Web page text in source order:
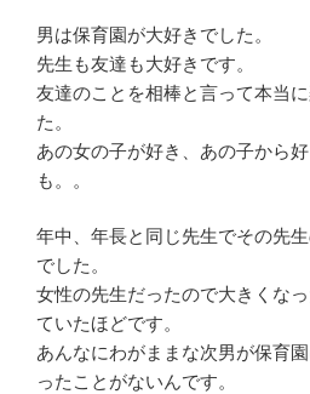
男は保育園が大好きでした。
先生も友達も大好きです。
友達のことを相棒と言って本当
た。
あの女の子が好き、あの子から
も。。
年中、年長と同じ先生でその先
でした。
女性の先生だったので大きくな
ていたほどです。
あんなにわがままな次男が保育
ったことがないんです。